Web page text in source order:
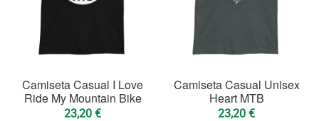
Camiseta Casual I Love
Ride My Mountain Bike
23,20 €
Camiseta Casual Unisex
Heart MTB
23,20 €